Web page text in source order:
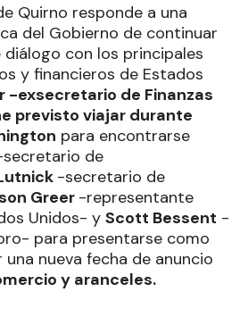
Quirno responde a una
del Gobierno de continuar
con los principales
y financieros de Estados
-exsecretario de Finanzas
previsto viajar durante
para encontrarse
de
-secretario de
Greer -representante
Unidos- y Scott Bessent -
para presentarse como
nueva fecha de anuncio
y aranceles.